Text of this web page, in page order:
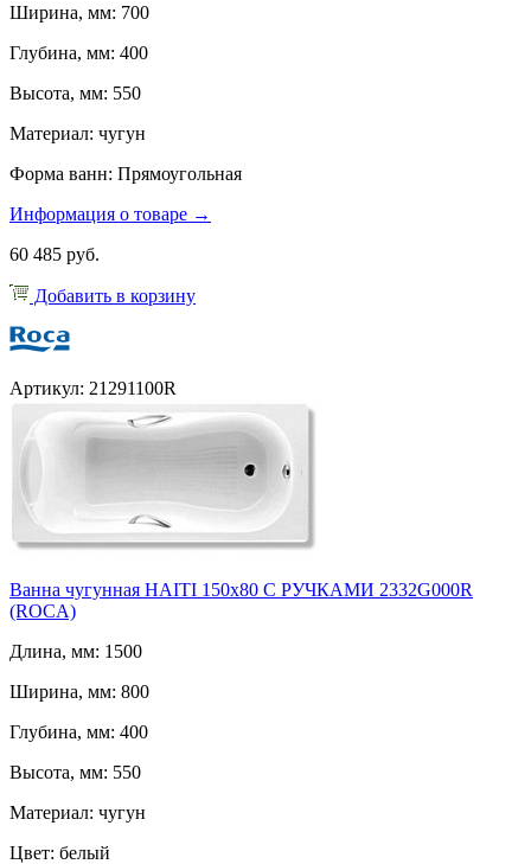
Ширина, мм: 700
Глубина, мм: 400
Высота, мм: 550
Материал: чугун
Форма ванн: Прямоугольная
Информация о товаре →
60 485 руб.
Добавить в корзину
Артикул: 21291100R
Ванна чугунная HAITI 150х80 С РУЧКАМИ 2332G000R
(ROCA)
Длина, мм: 1500
Ширина, мм: 800
Глубина, мм: 400
Высота, мм: 550
Материал: чугун
Цвет: белый